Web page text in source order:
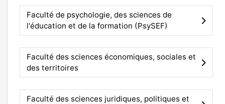
Faculté de psychologie, des sciences de
l'éducation et de la formation (PsySEF)
Faculté des sciences économiques, sociales et
des territoires
Faculté des sciences juridiques, politiques et